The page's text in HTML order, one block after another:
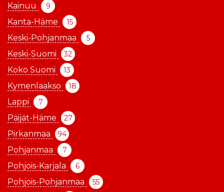
Kainuu 9
Kanta-Häme 15
Keski-Pohjanmaa 5
Keski-Suomi 32
Koko Suomi 13
Kymenlaakso 18
Lappi 7
Päijät-Häme 27
Pirkanmaa 94
Pohjanmaa 7
Pohjois-Karjala 6
Pohjois-Pohjanmaa 55